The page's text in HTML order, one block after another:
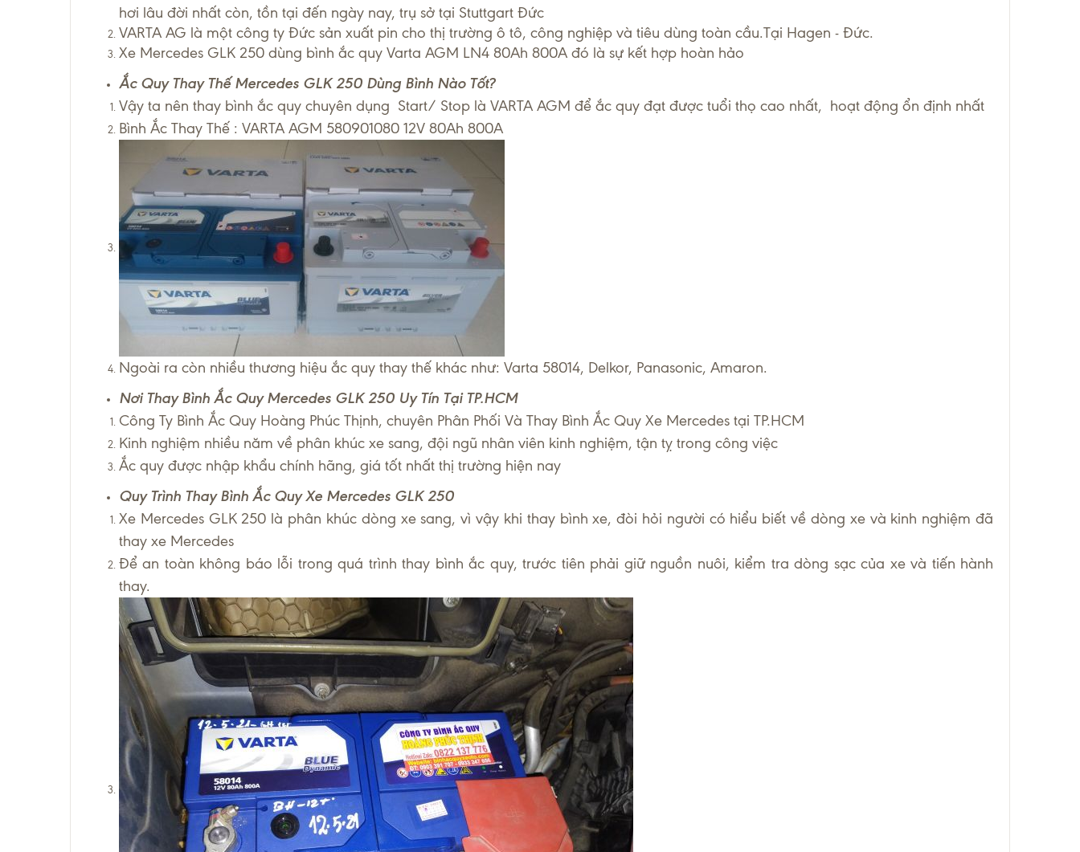
hơi lâu đời nhất còn, tồn tại đến ngày nay, trụ sở tại Stuttgart Đức
VARTA AG là một công ty Đức sản xuất pin cho thị trường ô tô, công nghiệp và tiêu dùng toàn cầu.Tại Hagen - Đức.
Xe Mercedes GLK 250 dùng bình ắc quy Varta AGM LN4 80Ah 800A đó là sự kết hợp hoàn hảo
Ắc Quy Thay Thế Mercedes GLK 250 Dùng Bình Nào Tốt?
Vậy ta nên thay bình ắc quy chuyên dụng Start/ Stop là VARTA AGM để ắc quy đạt được tuổi thọ cao nhất, hoạt động ổn định nhất
Bình Ắc Thay Thế : VARTA AGM 580901080 12V 80Ah 800A
Ngoài ra còn nhiều thương hiệu ắc quy thay thế khác như: Varta 58014, Delkor, Panasonic, Amaron.
Nơi Thay Bình Ắc Quy Mercedes GLK 250 Uy Tín Tại TP.HCM
Công Ty Bình Ắc Quy Hoàng Phúc Thịnh, chuyên Phân Phối Và Thay Bình Ắc Quy Xe Mercedes tại TP.HCM
Kinh nghiệm nhiều năm về phân khúc xe sang, đội ngũ nhân viên kinh nghiệm, tận tỵ trong công việc
Ắc quy được nhập khẩu chính hãng, giá tốt nhất thị trường hiện nay
Quy Trình Thay Bình Ắc Quy Xe Mercedes GLK 250
Xe Mercedes GLK 250 là phân khúc dòng xe sang, vì vậy khi thay bình xe, đòi hỏi người có hiểu biết về dòng xe và kinh nghiệm đã
thay xe Mercedes
Để an toàn không báo lỗi trong quá trình thay bình ắc quy, trước tiên phải giữ nguồn nuôi, kiểm tra dòng sạc của xe và tiến hành
thay.